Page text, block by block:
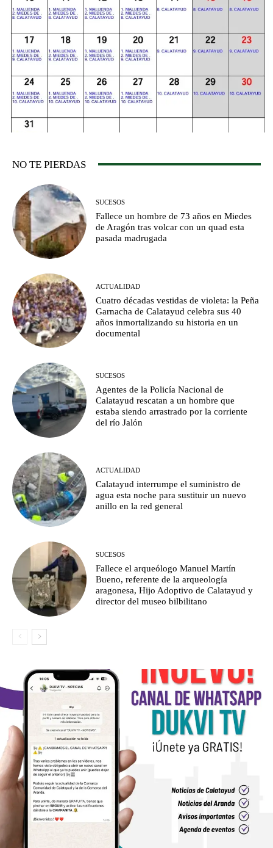
NO TE PIERDAS
SUCESOS
Fallece un hombre de 73 años en Miedes
de Aragón tras volcar con un quad esta
pasada madrugada
ACTUALIDAD
Cuatro décadas vestidas de violeta: la Peña
Garnacha de Calatayud celebra sus 40
años inmortalizando su historia en un
documental
SUCESOS
Agentes de la Policía Nacional de
Calatayud rescatan a un hombre que
estaba siendo arrastrado por la corriente
del río Jalón
ACTUALIDAD
Calatayud interrumpe el suministro de
agua esta noche para sustituir un nuevo
anillo en la red general
SUCESOS
Fallece el arqueólogo Manuel Martín
Bueno, referente de la arqueología
aragonesa, Hijo Adoptivo de Calatayud y
director del museo bilbilitano